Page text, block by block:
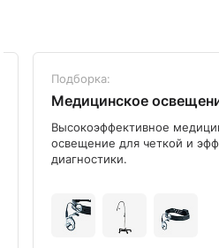
Подборка:
Медицинское
Высокоэффективное
освещение для четкой и
диагностики.